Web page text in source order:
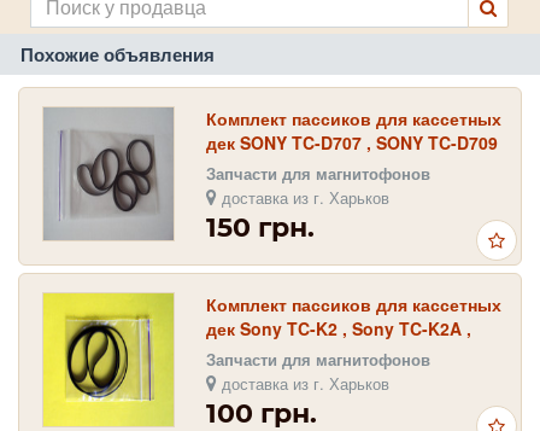
Похожие объявления
Комплект пассиков для кассетных
дек SONY TC-D707 , SONY TC-D709
, SONY TC-D607 , SONY TC-D905
Запчасти для магнитофонов
доставка из г. Харьков
150 грн.
Комплект пассиков для кассетных
дек Sony TC-K2 , Sony TC-K2A ,
Sony TC-K4A , Sony TC-K5
Запчасти для магнитофонов
доставка из г. Харьков
100 грн.